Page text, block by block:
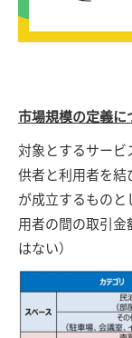
市場規模の定義に
対象とするサービ
供者と利用者を結
が成立するもの
用者の間の取引
はない）